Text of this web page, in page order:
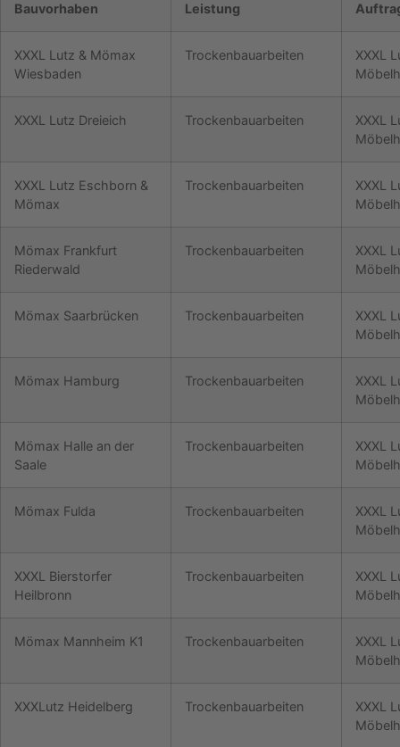
Bauvorhaben Leistung
XXXL Lutz & Mömax
Wiesbaden
Trockenbauarbeiten
XXXL
XXXL Lutz Dreieich Trockenbauarbeiten
XXXL
XXXL Lutz Eschborn &
Mömax
Trockenbauarbeiten
XXXL
Mömax Frankfurt
Riederwald
Trockenbauarbeiten
XXXL
Mömax Saarbrücken Trockenbauarbeiten
XXXL
Mömax Hamburg Trockenbauarbeiten
XXXL
Mömax Halle an der
Saale
Trockenbauarbeiten
XXXL
Mömax Fulda Trockenbauarbeiten
XXXL
XXXL Bierstorfer
Heilbronn
Trockenbauarbeiten
XXXL
Mömax Mannheim K1 Trockenbauarbeiten
XXXL
XXXLutz Heidelberg Trockenbauarbeiten
XXXL